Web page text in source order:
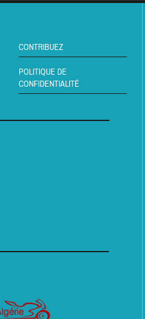
CONTRIBUEZ
POLITIQUE DE
CONFIDENTIALITÉ